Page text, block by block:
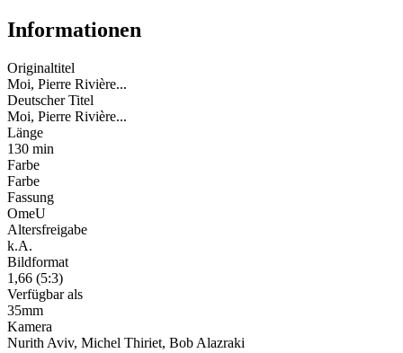
Informationen
Originaltitel
Moi, Pierre Rivière...
Deutscher Titel
Moi, Pierre Rivière...
Länge
130 min
Farbe
Farbe
Fassung
OmeU
Altersfreigabe
k.A.
Bildformat
1,66 (5:3)
Verfügbar als
35mm
Kamera
Nurith Aviv, Michel Thiriet, Bob Alazraki